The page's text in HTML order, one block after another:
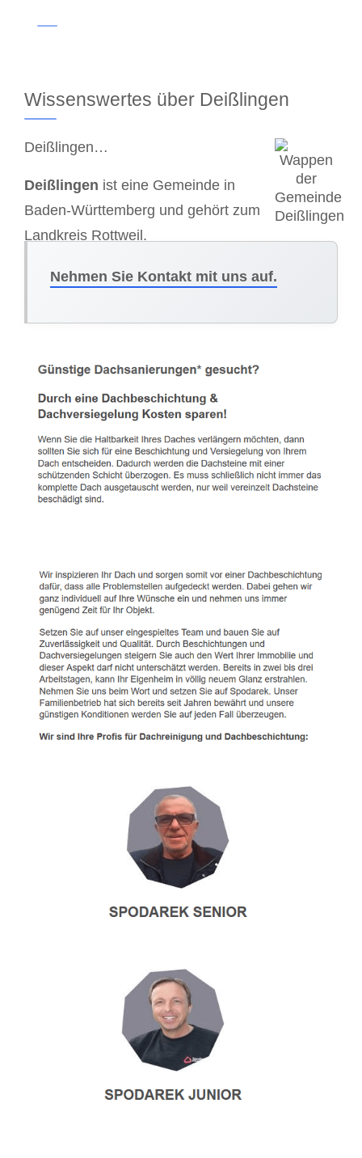
Wissenswertes über Deißlingen
Deißlingen…
Deißlingen ist eine Gemeinde in
Baden-Württemberg und gehört zum
Landkreis Rottweil.
Nehmen Sie Kontakt mit uns auf.